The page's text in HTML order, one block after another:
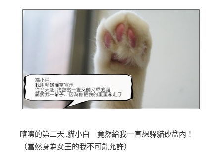
喀嚓的第二天..貓小白 竟然給我一直想躲貓砂盆內！
（當然身為女王的我不可能允許）